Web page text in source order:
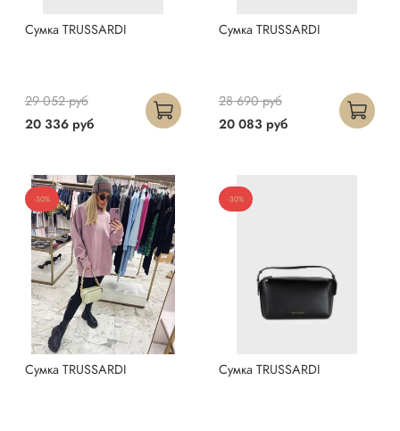
Сумка TRUSSARDI
20 336 руб
29 052 руб
Сумка TRUSSARDI
20 083 руб
28 690 руб
-30%
Сумка TRUSSARDI
-30%
Сумка TRUSSARDI